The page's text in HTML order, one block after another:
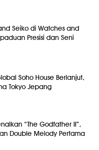
Seiko di Watches and
Presisi dan Seni
Soho House Berlanjut,
Tokyo Jepang
“The Godfather II”,
Double Melody Pertama